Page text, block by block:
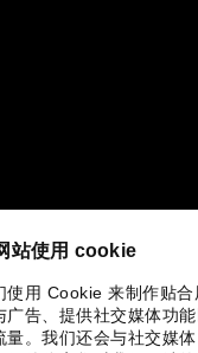
站使用 cookie
使用 Cookie 来制作贴合
广告、提供社交媒体功
量。我们还会与社交媒